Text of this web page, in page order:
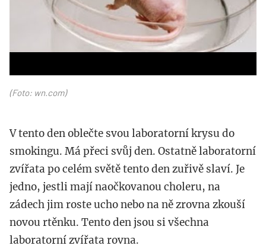
(Foto: wn.com)
V tento den oblečte svou laboratorní krysu do
smokingu. Má přeci svůj den. Ostatně laboratorní
zvířata po celém světě tento den zuřivě slaví. Je
jedno, jestli mají naočkovanou choleru, na
zádech jim roste ucho nebo na ně zrovna zkouší
novou rtěnku. Tento den jsou si všechna
laboratorní zvířata rovna.